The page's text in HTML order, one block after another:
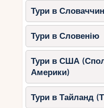
Тури в
Тури в Словенію
Тури в США
Америки)
Тури в Тайланд